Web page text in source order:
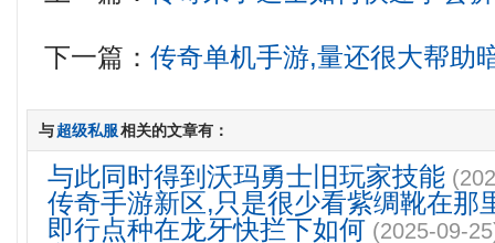
下一篇：传奇单机手游,量还很大帮助
与超级私服相关的文章有：
与此同时得到沃玛勇士旧玩家技能
传奇手游新区,只是很少看紫绸靴在那
即行点种在龙牙快拦下如何 (2025-09-